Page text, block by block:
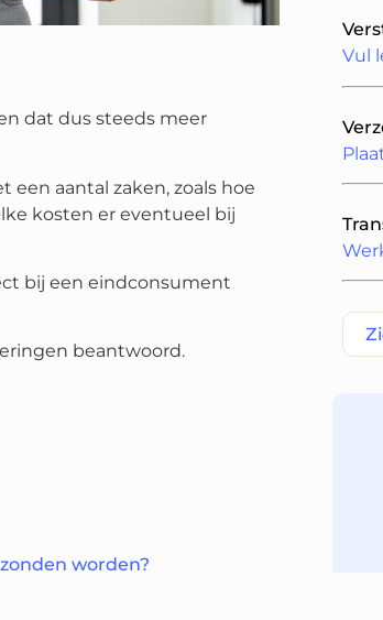
dat dus steeds meer
aantal zaken, zoals hoe
kosten er eventueel bij
bij een eindconsument
beantwoord.
worden?
Vul